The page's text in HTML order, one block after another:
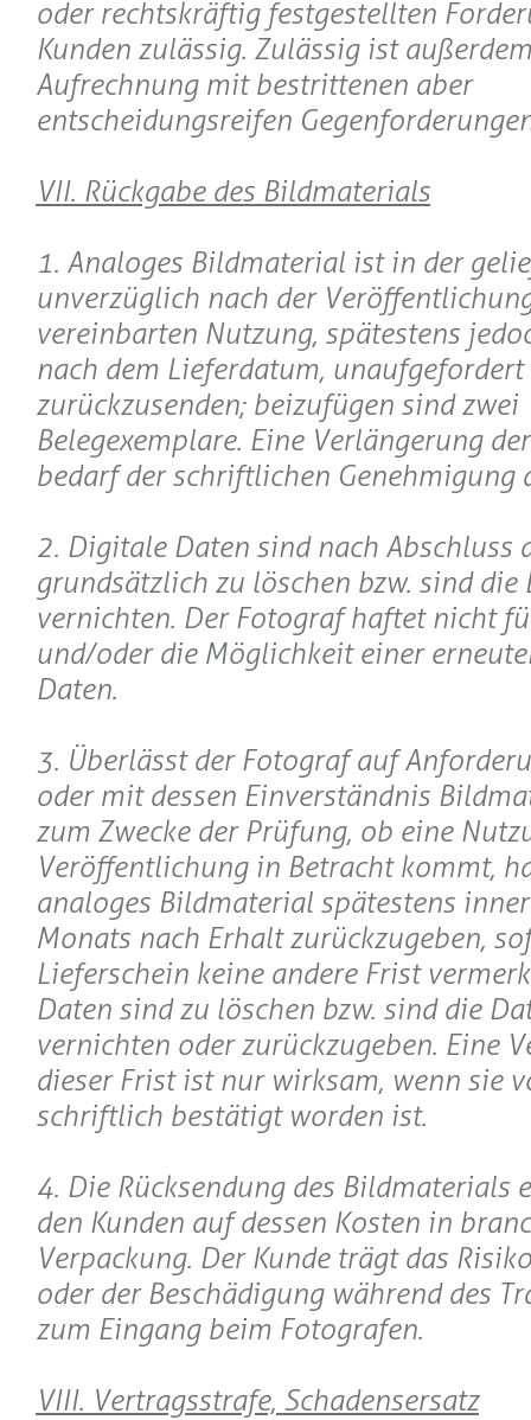
oder rechtskräftig festgestellten
Kunden zulässig. Zulässig ist
Aufrechnung mit bestrittenen aber
entscheidungsreifen
VII. Rückgabe des Bildmaterials
1. Analoges Bildmaterial ist in der
unverzüglich nach der
vereinbarten Nutzung, spätestens
nach dem Lieferdatum, unaufgefordert
zurückzusenden; beizufügen sind zwei
Belegexemplare. Eine Verlängerung
bedarf der schriftlichen Genehmigung
2. Digitale Daten sind nach Abschluss
grundsätzlich zu löschen bzw. sind die
vernichten. Der Fotograf haftet nicht
und/oder die Möglichkeit einer
Daten.
3. Überlässt der Fotograf auf
oder mit dessen Einverständnis
zum Zwecke der Prüfung, ob eine
Veröffentlichung in Betracht kommt,
analoges Bildmaterial spätestens
Monats nach Erhalt zurückzugeben,
Lieferschein keine andere Frist
Daten sind zu löschen bzw. sind die
vernichten oder zurückzugeben. Eine
dieser Frist ist nur wirksam, wenn sie
schriftlich bestätigt worden ist.
4. Die Rücksendung des Bildmaterials
den Kunden auf dessen Kosten in
Verpackung. Der Kunde trägt das
oder der Beschädigung während des
zum Eingang beim Fotografen.
VIII. Vertragsstrafe, Schadensersatz